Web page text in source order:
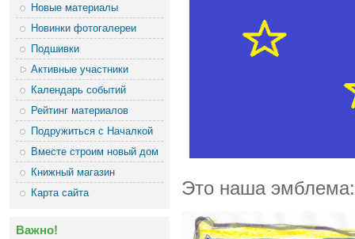
Новые материалы
Новинки фотогалереи
Подшивки
Активные участники
Календарь событий
Рейтинг материалов
Подружиться с Началкой
Вместе строим новый дом
Книжный магазин
Карта сайта
Важно!
Это наша эмблема: